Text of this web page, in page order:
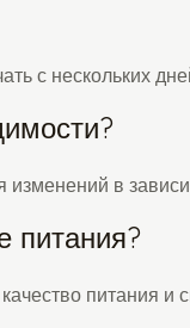
с нескольких
в
питания?
питания и